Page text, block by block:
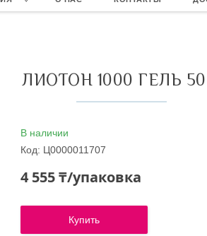
ЛИОТОН 1000 ГЕЛЬ
В наличии
Код: Ц0000011707
4 555 ₸/упаковка
Купить